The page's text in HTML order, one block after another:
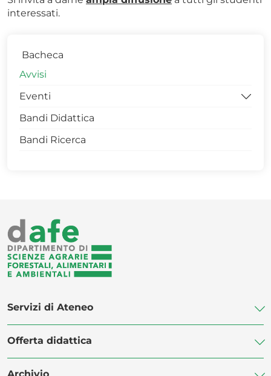
interessati.
Bacheca
Avvisi
Eventi
Workshop
Convegni
Bandi Didattica
Bandi Ricerca
Servizi di Ateneo
Biblioteca di Ateneo
Centro Linguistico di Ateneo
Offerta didattica